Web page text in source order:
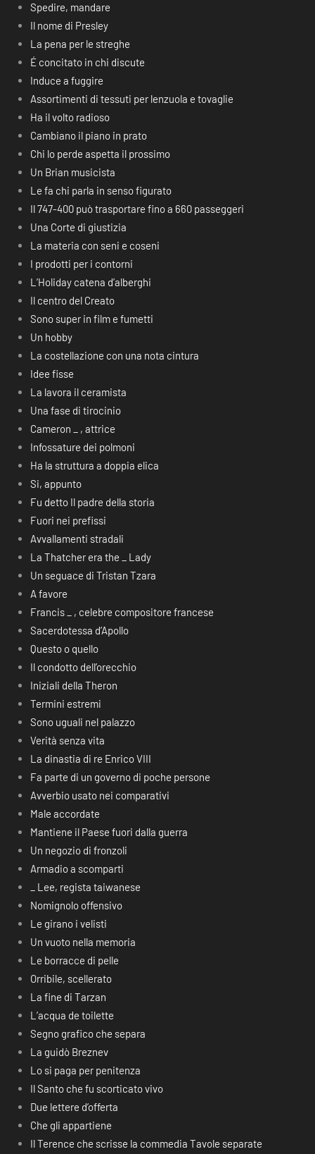
Spedire, mandare
Il nome di Presley
La pena per le streghe
É concitato in chi discute
Induce a fuggire
Assortimenti di tessuti per lenzuola e tovaglie
Ha il volto radioso
Cambiano il piano in prato
Chi lo perde aspetta il prossimo
Un Brian musicista
Le fa chi parla in senso figurato
Il 747-400 può trasportare fino a 660 passeggeri
Una Corte di giustizia
La materia con seni e coseni
I prodotti per i contorni
L’Holiday catena d’alberghi
Il centro del Creato
Sono super in film e fumetti
Un hobby
La costellazione con una nota cintura
Idee fisse
La lavora il ceramista
Una fase di tirocinio
Cameron _ , attrice
Infossature dei polmoni
Ha la struttura a doppia elica
Si, appunto
Fu detto Il padre della storia
Fuori nei prefissi
Avvallamenti stradali
La Thatcher era the _ Lady
Un seguace di Tristan Tzara
A favore
Francis _ , celebre compositore francese
Sacerdotessa d’Apollo
Questo o quello
Il condotto dell’orecchio
Iniziali della Theron
Termini estremi
Sono uguali nel palazzo
Verità senza vita
La dinastia di re Enrico VIII
Fa parte di un governo di poche persone
Avverbio usato nei comparativi
Male accordate
Mantiene il Paese fuori dalla guerra
Un negozio di fronzoli
Armadio a scomparti
_ Lee, regista taiwanese
Nomignolo offensivo
Le girano i velisti
Un vuoto nella memoria
Le borracce di pelle
Orribile, scellerato
La fine di Tarzan
L’acqua de toilette
Segno grafico che separa
La guidò Breznev
Lo si paga per penitenza
Il Santo che fu scorticato vivo
Due lettere d’offerta
Che gli appartiene
Il Terence che scrisse la commedia Tavole separate